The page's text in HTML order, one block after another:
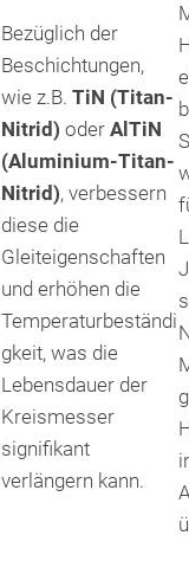
Bezüglich der
Beschichtungen,
wie z.B.TiN (Titan-
Nitrid) oderAlTiN
(Aluminium-Titan-
Nitrid), verbessern
diese die
Gleiteigenschaften
und erhöhen die
Temperaturbeständi
gkeit, was die
Lebensdauer der
Kreismesser
signifikant
verlängern kann.